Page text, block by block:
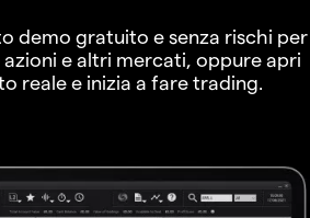
demo gratuito e senza rischi per
e altri mercati, oppure apri
reale e inizia a fare trading.